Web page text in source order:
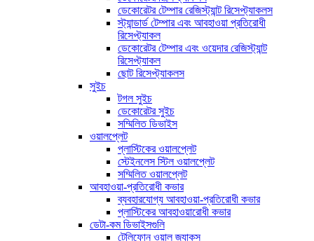
ডেকোরেটর টেম্পার রেজিস্ট্যান্ট রিসেপ্ট্যাকলস
স্ট্যান্ডার্ড টেম্পার এবং আবহাওয়া প্রতিরোধী
রিসেপ্ট্যাকল
ডেকোরেটর টেম্পার এবং ওয়েদার রেজিস্ট্যান্ট
রিসেপ্ট্যাকল
ছোট রিসেপ্ট্যাকলস
সুইচ
টগল সুইচ
ডেকোরেটর সুইচ
সম্মিলিত ডিভাইস
ওয়ালপ্লেট
প্লাস্টিকের ওয়ালপ্লেট
স্টেইনলেস স্টিল ওয়ালপ্লেট
সম্মিলিত ওয়ালপ্লেট
আবহাওয়া-প্রতিরোধী কভার
ব্যবহারযোগ্য আবহাওয়া-প্রতিরোধী কভার
প্লাস্টিকের আবহাওয়ারোধী কভার
ডেটা-কম ডিভাইসগুলি
টেলিফোন ওয়াল জ্যাকস